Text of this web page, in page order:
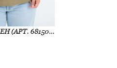
ДЖЕМПЕР ЖЕН (АРТ. 681503)